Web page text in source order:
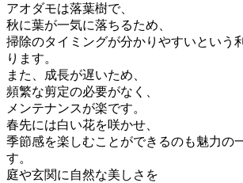
アオダモは落葉樹で、
秋に葉が一気に落ちるため、
掃除のタイミングが分かりやすいという
ります。
また、成長が遅いため、
頻繁な剪定の必要がなく、
メンテナンスが楽です。
春先には白い花を咲かせ、
季節感を楽しむことができるのも魅力の
す。
庭や玄関に自然な美しさを